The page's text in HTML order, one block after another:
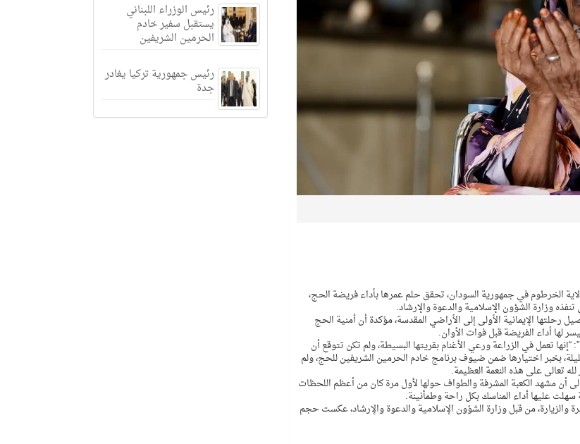
رئيس الوزراء اللبناني
يستقبل سفير خادم
الحرمين الشريفين
رئيس جمهورية تركيا يغادر
جدة
الخرطوم في جمهورية السودان، تحقق حلم عمرها بأداء فريضة الحج،
وزارة الشؤون الإسلامية والدعوة والإرشاد.
الإيمانية الأولى إلى الأراضي المقدسة، مؤكدة أن أمنية الحج
لها أداء الفريضة قبل فوات الأوان.
تعمل في الزراعة ورعي الأغنام بقريتها البسيطة، ولم تكن تتوقع أن
بخبر اختيارها ضمن ضيوف برنامج خادم الحرمين الشريفين للحج، ولم
تعالى على هذه النعمة العظيمة.
أن مشهد الكعبة المشرفة والطواف حولها لأول مرة كان من أعظم اللحظات
عليها أداء المناسك بكل راحة وطمأنينة.
من قبل وزارة الشؤون الإسلامية والدعوة والإرشاد، عكست حجم